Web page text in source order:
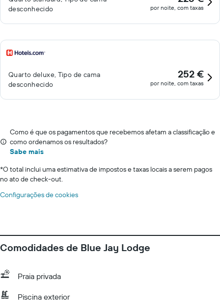
desconhecido
por noite, com taxas
Quarto deluxe, Tipo de cama
desconhecido
252 €
por noite, com taxas
Como é que os pagamentos que recebemos afetam a classificação e
como ordenamos os resultados?
Sabe mais
*O total inclui uma estimativa de impostos e taxas locais a serem pagos
no ato de check-out.
Configurações de cookies
Comodidades de Blue Jay Lodge
Praia privada
Piscina exterior